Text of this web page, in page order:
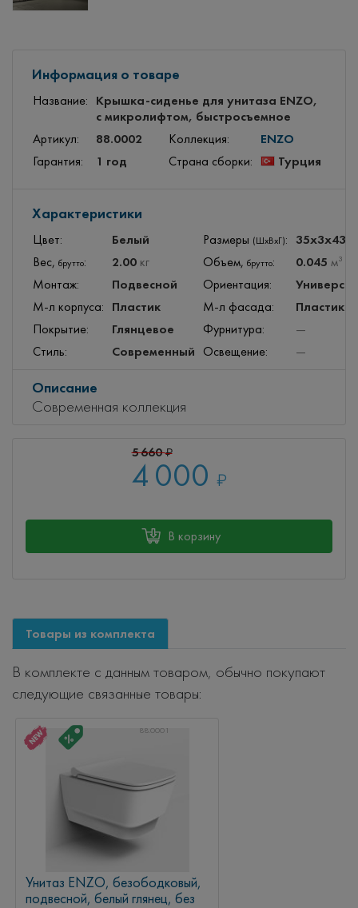
Информация о товаре
Название:
Крышка-сиденье для унитаза ENZO,
с микролифтом, быстросъемное
Артикул: 88.0002 Коллекция: ENZO
Гарантия: 1 год Страна сборки: Турция
Характеристики
Цвет: Белый Размеры (ШхВхГ): 35x3x43
Вес, брутто: 2.00 кг Объем, брутто: 0.045 м3
Монтаж: Подвесной Ориентация:
М-л корпуса: Пластик М-л фасада: Пластик
Покрытие: Глянцевое Фурнитура:
—
Стиль:
Современный Освещение: —
Описание
Современная коллекция
5 660₽
4 000 ₽
В корзину
Товары из комплекта
В комплекте с данным товаром, обычно покупают
следующие связанные товары:
88.0001
Унитаз ENZO, безободковый,
подвесной, белый глянец, без